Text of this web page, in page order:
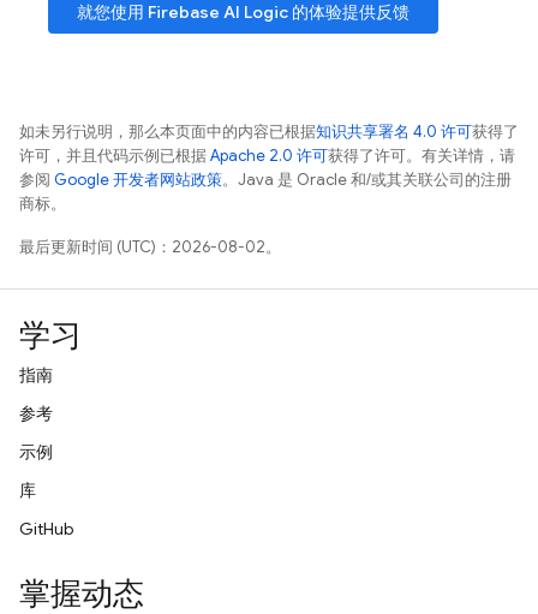
就您使用 Firebase AI Logic 的体验提供反馈
如未另行说明，那么本页面中的内容已根据知识共享署名 4.0 许可获得了
许可，并且代码示例已根据Apache 2.0 许可获得了许可。有关详情，请
参阅 Google 开发者网站政策。Java 是 Oracle 和/或其关联公司的注册
商标。
最后更新时间 (UTC)：2026-08-02。
学习
指南
参考
示例
库
GitHub
掌握动态